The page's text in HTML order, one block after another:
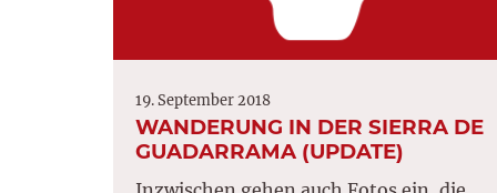
19. September 2018
WANDERUNG IN DER SIERRA DE
GUADARRAMA (UPDATE)